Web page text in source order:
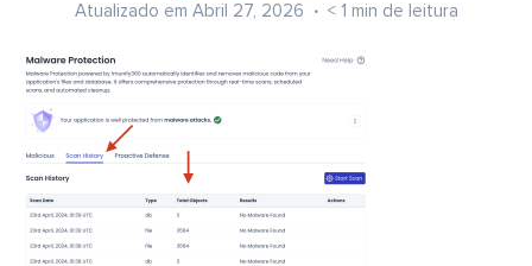
Atualizado em Abril 27, 2026 < 1 min de leitura